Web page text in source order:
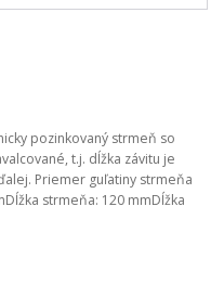
pozinkovaný strmeň so
t.j. dĺžka závitu je
Priemer guľatiny strmeňa
strmeňa: 120 mmDĺžka